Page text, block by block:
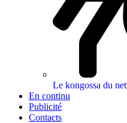
Le kongossa du net
En continu
Publicité
Contacts